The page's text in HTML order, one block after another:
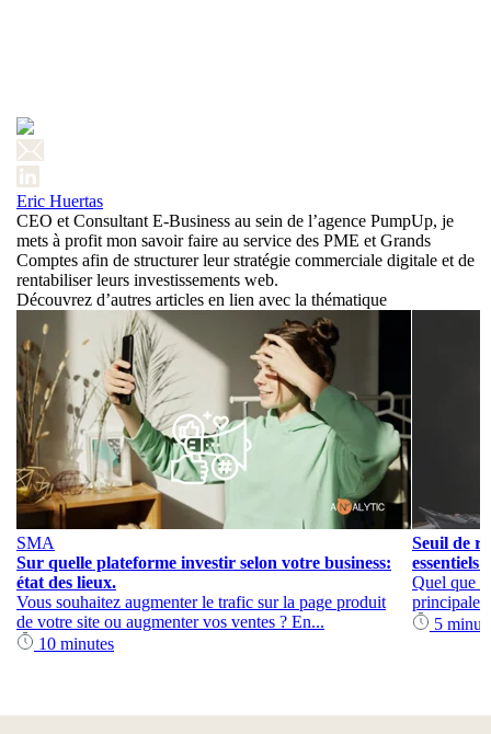
Eric Huertas
CEO et Consultant E-Business au sein de l’agence PumpUp, je
mets à profit mon savoir faire au service des PME et Grands
Comptes afin de structurer leur stratégie commerciale digitale et de
rentabiliser leurs investissements web.
Découvrez d’autres articles en lien avec la thématique
SMA
Sur quelle plateforme investir selon votre business:
état des lieux.
Vous souhaitez augmenter le trafic sur la page produit
de votre site ou augmenter vos ventes ? En...
10 minutes
Seuil de
essentiels
Quel que
principales
5